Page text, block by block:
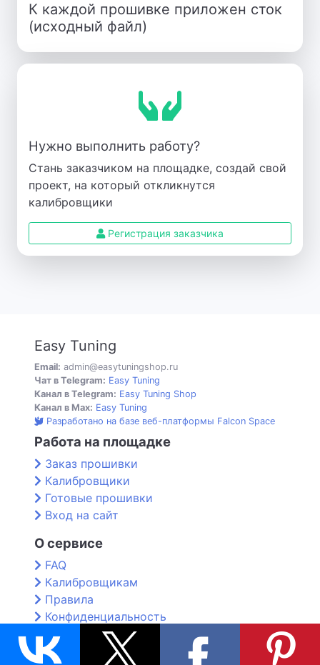
К каждой прошивке приложен сток
(исходный файл)
Нужно выполнить работу?
Стань заказчиком на площадке, создай свой
проект, на который откликнутся
калибровщики
Регистрация заказчика
Easy Tuning
Email: admin@easytuningshop.ru
Чат в Telegram: Easy Tuning
Канал в Telegram: Easy Tuning Shop
Канал в Max: Easy Tuning
Разработано на базе веб-платформы Falcon Space
Работа на площадке
Заказ прошивки
Калибровщики
Готовые прошивки
Вход на сайт
О сервисе
FAQ
Калибровщикам
Правила
Конфиденциальность
Контакты